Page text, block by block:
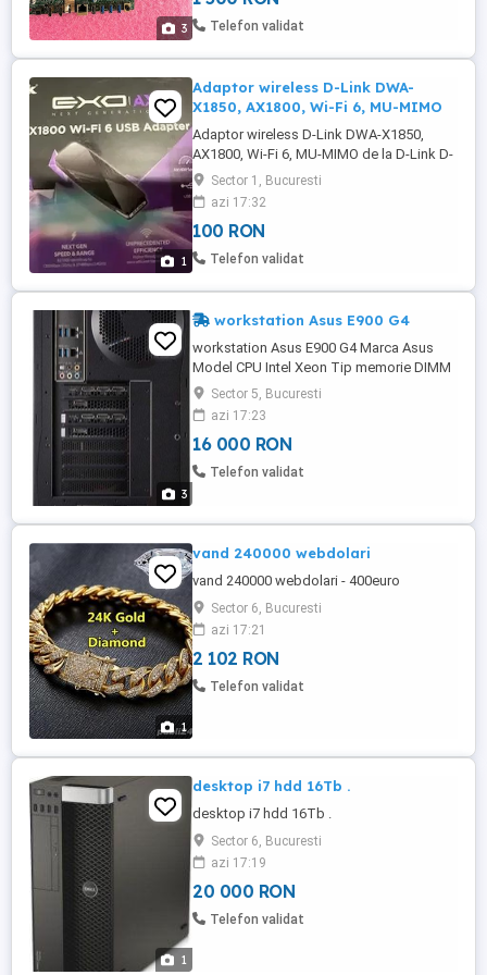
3 Telefon validat
1
Adaptor wireless D-Link DWA-
X1850, AX1800, Wi-Fi 6, MU-MIMO
Adaptor wireless D-Link DWA-X1850,
AX1800, Wi-Fi 6, MU-MIMO de la D-Link D-
Link DWA-X1850. Rată maximă transfer de
date: 1200 Mbit s, Rată maximă de
transfer de date (2.4 GHz): 600 Mbit s,
Rată maximă de transfer de date (5 GHz):
1200 Mbit s. Algoritmi de securitate:
Sector 1, Bucuresti
azi 17:32
100 RON
Telefon validat
3
workstation Asus E900 G4
workstation Asus E900 G4 Marca Asus
Model CPU Intel Xeon Tip memorie DIMM
Interfață hard disk Serial ATA-600 Sistem
de operare Nici unul Despre acest articol
Suportă 2 x procesoare Intel Xeon
scalabile (Skylake / Cascade Lake);
Chipset Intel C621 Suportă până la 4 x
Sector 5, Bucuresti
azi 17:23
16 000 RON
Telefon validat
1
vand 240000 webdolari
vand 240000 webdolari - 400euro
Sector 6, Bucuresti
azi 17:21
2 102 RON
Telefon validat
1
desktop i7 hdd 16Tb .
desktop i7 hdd 16Tb .
Sector 6, Bucuresti
azi 17:19
20 000 RON
Telefon validat